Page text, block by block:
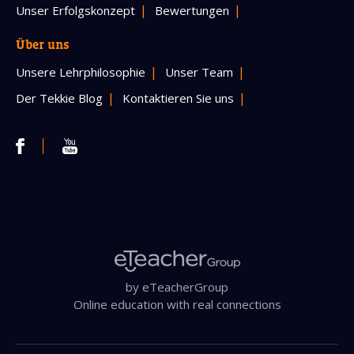
Unser Erfolgskonzept Bewertungen
Über uns
Unsere Lehrphilosophie
Unser Team
Der Tekkie Blog
Kontaktieren Sie uns
by eTeacherGroup
Online education with real connections